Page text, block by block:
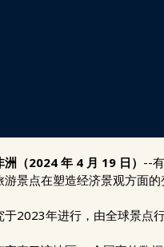
洲（2024 年 4 月 19 日） --
景点在塑造经济景观方面的
于2023年进行，由全球景点